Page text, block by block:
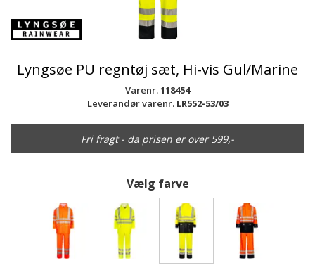
Lyngsøe PU regntøj sæt, Hi-vis Gul/Marine
Varenr.118454
Leverandør varenr. LR552-53/03
Fri fragt - da prisen er over 599,-
Vælg farve